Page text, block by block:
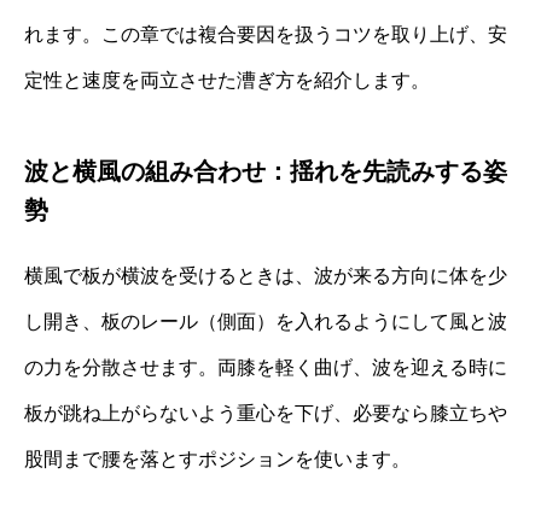
れます。この章では複合要因を扱うコツを取り上げ、安
定性と速度を両立させた漕ぎ方を紹介します。
波と横風の組み合わせ：揺れを先読みする姿
勢
横風で板が横波を受けるときは、波が来る方向に体を少
し開き、板のレール（側面）を入れるようにして風と波
の力を分散させます。両膝を軽く曲げ、波を迎える時に
板が跳ね上がらないよう重心を下げ、必要なら膝立ちや
股間まで腰を落とすポジションを使います。